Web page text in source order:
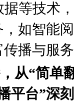
等技术
如智能
播与服
从“简单
平台”深